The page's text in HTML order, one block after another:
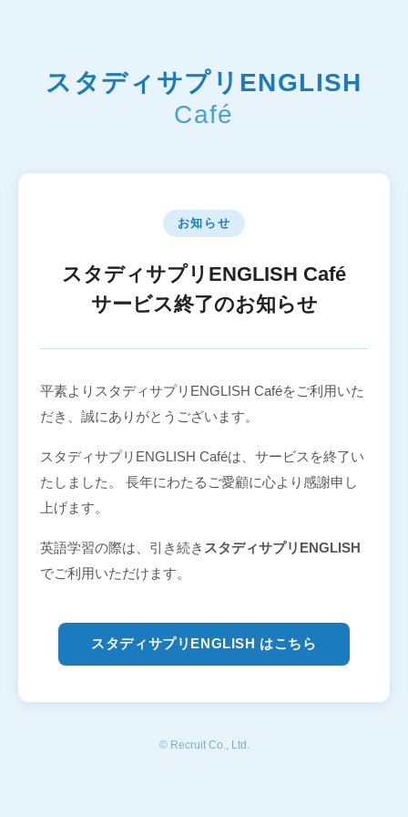
スタディサプリENGLISH
Café
お知らせ
スタディサプリENGLISH Café
サービス終了のお知らせ
平素よりスタディサプリENGLISH Caféをご利用いた
だき、誠にありがとうございます。
スタディサプリENGLISH Caféは、サービスを終了い
たしました。 長年にわたるご愛顧に心より感謝申し
上げます。
英語学習の際は、引き続き スタディサプリENGLISH
でご利用いただけます。
スタディサプリENGLISH はこちら
© Recruit Co., Ltd.